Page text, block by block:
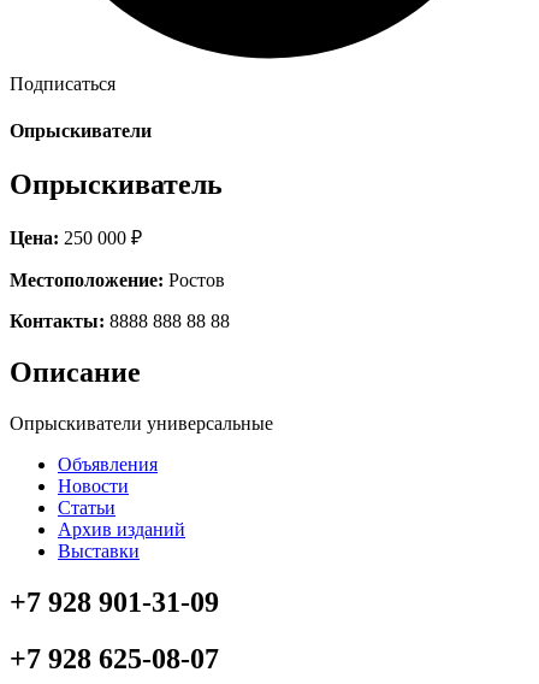
Подписаться
Опрыскиватели
Опрыскиватель
Цена: 250 000 ₽
Местоположение: Ростов
Контакты: 8888 888 88 88
Описание
Опрыскиватели универсальные
Объявления
Новости
Статьи
Архив изданий
Выставки
+7 928 901-31-09
+7 928 625-08-07